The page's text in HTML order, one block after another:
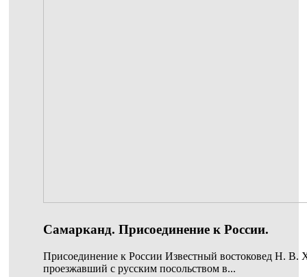
Самарканд. Присоединение к России.
Присоединение к России Известный востоковед Н. В.
проезжавший с русским посольством в...